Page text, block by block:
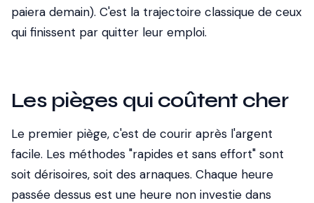
paiera demain). C'est la trajectoire classique de ceux
qui finissent par quitter leur emploi.
Les pièges qui coûtent cher
Le premier piège, c'est de courir après l'argent
facile. Les méthodes "rapides et sans effort" sont
soit dérisoires, soit des arnaques. Chaque heure
passée dessus est une heure non investie dans